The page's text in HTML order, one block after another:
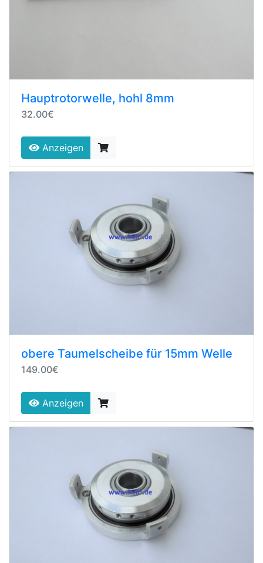
Hauptrotorwelle, hohl 8mm
32.00€
Anzeigen
obere Taumelscheibe für 15mm Welle
149.00€
Anzeigen